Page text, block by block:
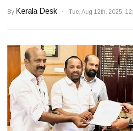
By Kerala Desk Tue, Aug 12th, 2025,